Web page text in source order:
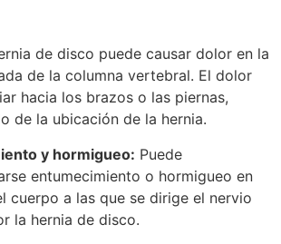
de disco puede causar dolor en la
de la columna vertebral. El dolor
hacia los brazos o las piernas,
de la ubicación de la hernia.
y hormigueo: Puede
entumecimiento o hormigueo en
cuerpo a las que se dirige el nervio
la hernia de disco.